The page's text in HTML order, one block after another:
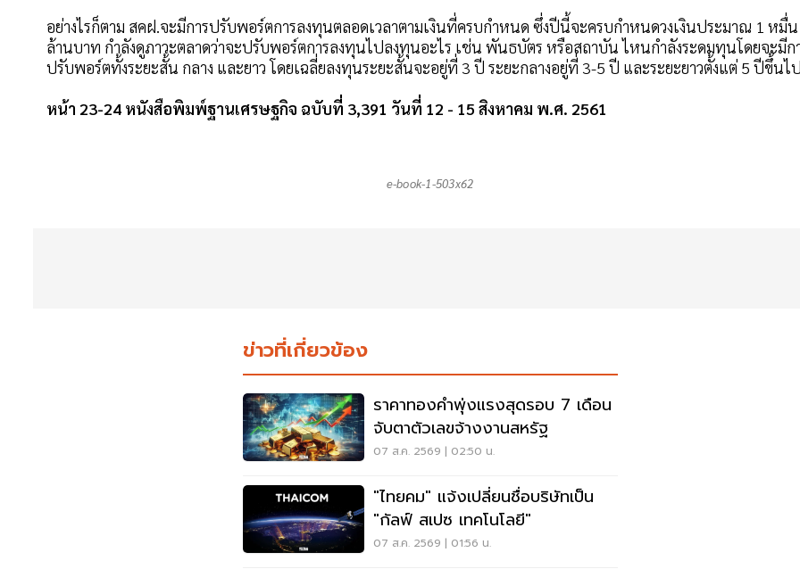
อย่างไรก็ตาม สคฝ.จะมีการปรับพอร์ตการลงทุนตลอดเวลาตามเงินที่ครบกำหนด ซึ่งปีนี้จะครบกำหนดวงเงินประมาณ 1 หมื่น
ล้านบาท กำลังดูภาวะตลาดว่าจะปรับพอร์ตการลงทุนไปลงทุนอะไร เช่น พันธบัตร หรือสถาบัน ไหนกำลังระดมทุนโดยจะมีก
ปรับพอร์ตทั้งระยะสั้น กลาง และยาว โดยเฉลี่ยลงทุนระยะสั้นจะอยู่ที่ 3 ปี ระยะกลางอยู่ที่ 3-5 ปี และระยะยาวตั้งแต่ 5 ปีขึ้นไ
หน้า 23-24 หนังสือพิมพ์ฐานเศรษฐกิจ ฉบับที่ 3,391 วันที่ 12 - 15 สิงหาคม พ.ศ. 2561
e-book-1-503x62
ข่าวที่เกี่ยวข้อง
ราคาทองคำพุ่งแรงสุดรอบ 7 เดือน
จับตาตัวเลขจ้างงานสหรัฐ
07 ส.ค. 2569 | 02:50 น.
"ไทยคม" แจ้งเปลี่ยนชื่อบริษัทเป็น
"กัลฟ์ สเปซ เทคโนโลยี"
07 ส.ค. 2569 | 01:56 น.